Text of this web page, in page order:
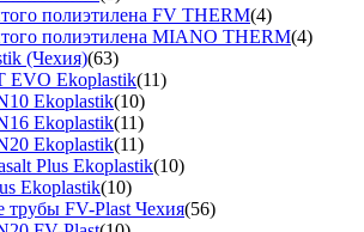
полиэтилена FV THERM(4)
полиэтилена MIANO THERM(4)
(Чехия)(63)
EVO Ekoplastik(11)
Ekoplastik(10)
Ekoplastik(11)
Ekoplastik(11)
Plus Ekoplastik(10)
Ekoplastik(10)
FV-Plast Чехия(56)